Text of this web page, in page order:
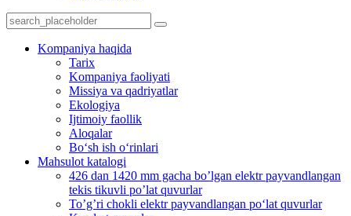
Kompaniya haqida
Tarix
Kompaniya faoliyati
Missiya va qadriyatlar
Ekologiya
Ijtimoiy faollik
Aloqalar
Bo‘sh ish o‘rinlari
Mahsulot katalogi
426 dan 1420 mm gacha bo’lgan elektr payvandlangan
tekis tikuvli po’lat quvurlar
To’g’ri chokli elektr payvandlangan po‘lat quvurlar